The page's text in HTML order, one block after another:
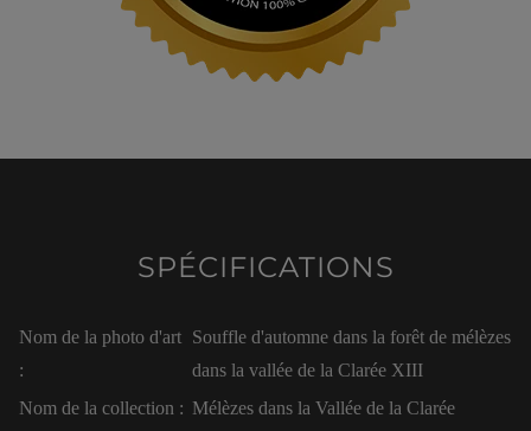
SPÉCIFICATIONS
Nom de la photo d'art
:
Souffle d'automne dans la forêt de mélèzes
dans la vallée de la Clarée XIII
Nom de la collection : Mélèzes dans la Vallée de la Clarée